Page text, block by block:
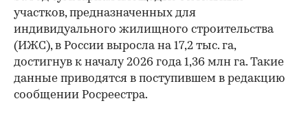
участков, предназначенных для
индивидуального жилищного строительства
(ИЖС), в России выросла на 17,2 тыс. га,
достигнув к началу 2026 года 1,36 млн га. Такие
данные приводятся в поступившем в редакцию
сообщении Росреестра.